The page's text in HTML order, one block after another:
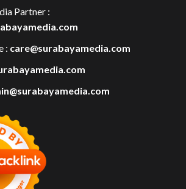
Partner :
: care@surabayamedia.com